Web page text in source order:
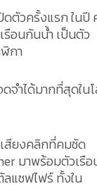
ตัวครั้งแรก ในปี
รือนกันน้ำ เป็นตัว
กา
จำได้มากที่สุดใน
สียงคลิกที่คมชัด
มาพร้อมตัวเรือ
แซฟไฟร์ ทั้งใน